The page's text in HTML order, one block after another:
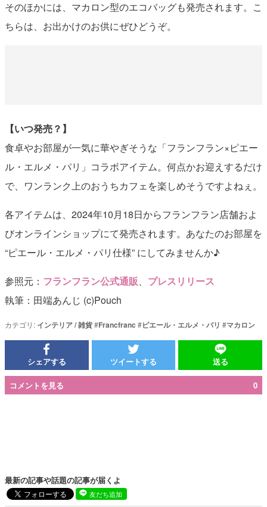
そのほかには、マカロン型のエコバッグも発売されます。こ
ちらは、お出かけのお供にぜひどうぞ。
【いつ発売？】
食卓やお部屋が一気に華やぎそうな「フランフラン×ピエー
ル・エルメ・パリ」コラボアイテム。何点かお迎えするだけ
で、ワンランク上のおうちカフェを楽しめそうですよねぇ。
各アイテムは、2024年10月18日からフランフラン店舗およ
びオンラインショップにて発売されます。あなたのお部屋を
“ピエール・エルメ・パリ仕様” にしてみませんか♪
参照元： フランフラン公式通販、 プレスリリース
執筆：田端あんじ (c)Pouch
カテゴリ: インテリア / 雑貨#Francfranc #ピエール・エルメ・パリ #マカロン
シェアする ツイートする 送る
コメントを見る 0
最新の記事や話題の記事が届くよ
友だち追加